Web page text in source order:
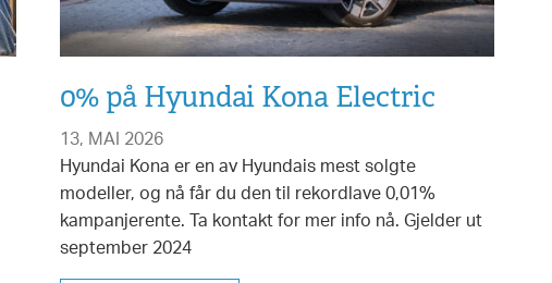
0% på Hyundai Kona Electric
13, MAI 2026
Hyundai Kona er en av Hyundais mest solgte
modeller, og nå får du den til rekordlave 0,01%
kampanjerente. Ta kontakt for mer info nå. Gjelder ut
september 2024